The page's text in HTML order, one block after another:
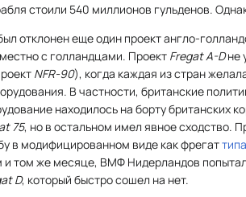
стоили 540 миллионов гульденов.
отклонен еще один проект англо-
с голландцами. Проект Fregat A-Dне
NFR-90), когда каждая из стран
В частности, британские
находилось на борту британских
75, но в остальном имел явное сходство.
в модифицированном виде как фрегат
том же месяце, ВМФ Нидерландов
D, который быстро сошел на нет.